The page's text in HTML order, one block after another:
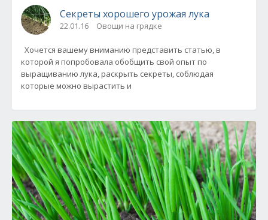
Секреты хорошего урожая лука
22.01.16 Овощи на грядке
Хочется вашему вниманию представить статью, в
которой я попробовала обобщить свой опыт по
выращиванию лука, раскрыть секреты, соблюдая
которые можно вырастить и